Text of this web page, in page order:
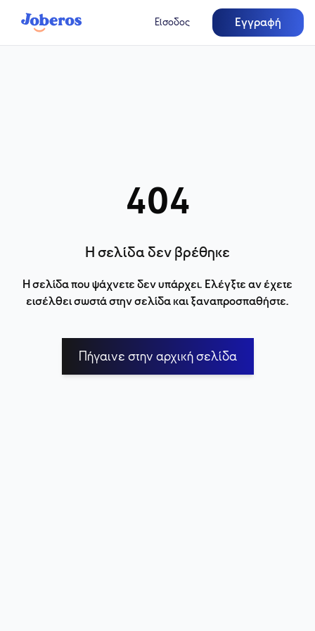
Είσοδος Εγγραφή
404
Η σελίδα δεν βρέθηκε
Η σελίδα που ψάχνετε δεν υπάρχει. Ελέγξτε αν έχετε
εισέλθει σωστά στην σελίδα και ξαναπροσπαθήστε.
Πήγαινε στην αρχική σελίδα